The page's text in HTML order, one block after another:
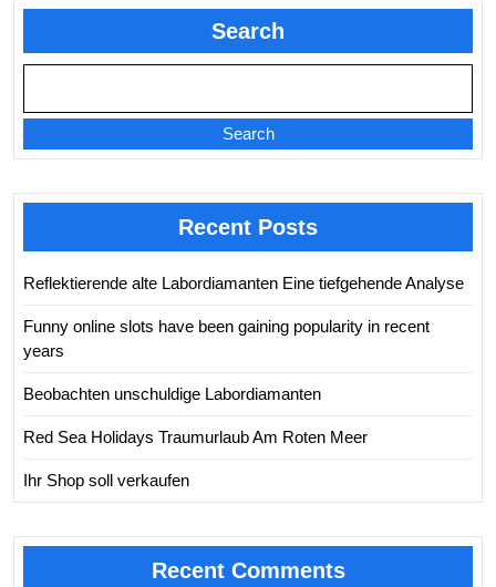
Search
Search
Recent Posts
Reflektierende alte Labordiamanten Eine tiefgehende Analyse
Funny online slots have been gaining popularity in recent
years
Beobachten unschuldige Labordiamanten
Red Sea Holidays Traumurlaub Am Roten Meer
Ihr Shop soll verkaufen
Recent Comments